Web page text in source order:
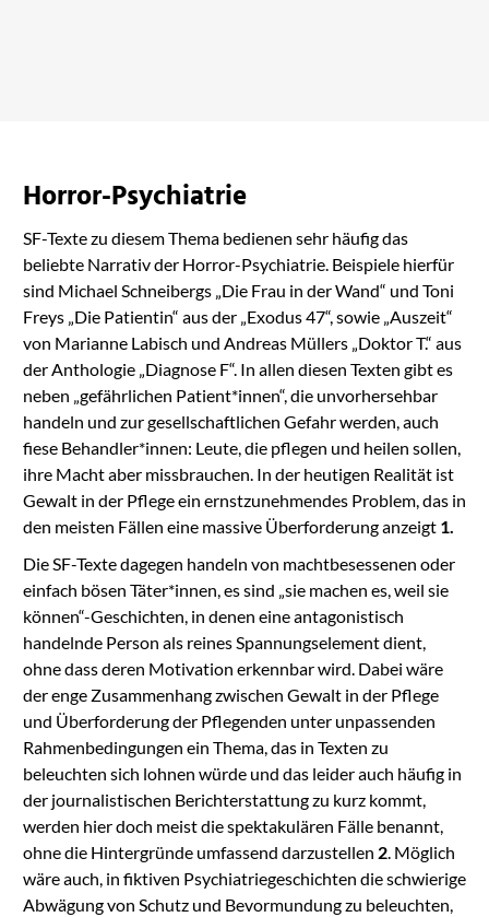
Horror-Psychiatrie
SF-Texte zu diesem Thema bedienen sehr häufig das
beliebte Narrativ der Horror-Psychiatrie. Beispiele hierfür
sind Michael Schneibergs „Die Frau in der Wand“ und Toni
Freys „Die Patientin“ aus der „Exodus 47“, sowie „Auszeit“
von Marianne Labisch und Andreas Müllers „Doktor T.“ aus
der Anthologie „Diagnose F“. In allen diesen Texten gibt es
neben „gefährlichen Patient*innen“, die unvorhersehbar
handeln und zur gesellschaftlichen Gefahr werden, auch
fiese Behandler*innen: Leute, die pflegen und heilen sollen,
ihre Macht aber missbrauchen. In der heutigen Realität ist
Gewalt in der Pflege ein ernstzunehmendes Problem, das in
den meisten Fällen eine massive Überforderung anzeigt 1.
Die SF-Texte dagegen handeln von machtbesessenen oder
einfach bösen Täter*innen, es sind „sie machen es, weil sie
können“-Geschichten, in denen eine antagonistisch
handelnde Person als reines Spannungselement dient,
ohne dass deren Motivation erkennbar wird. Dabei wäre
der enge Zusammenhang zwischen Gewalt in der Pflege
und Überforderung der Pflegenden unter unpassenden
Rahmenbedingungen ein Thema, das in Texten zu
beleuchten sich lohnen würde und das leider auch häufig in
der journalistischen Berichterstattung zu kurz kommt,
werden hier doch meist die spektakulären Fälle benannt,
ohne die Hintergründe umfassend darzustellen 2. Möglich
wäre auch, in fiktiven Psychiatriegeschichten die schwierige
Abwägung von Schutz und Bevormundung zu beleuchten,